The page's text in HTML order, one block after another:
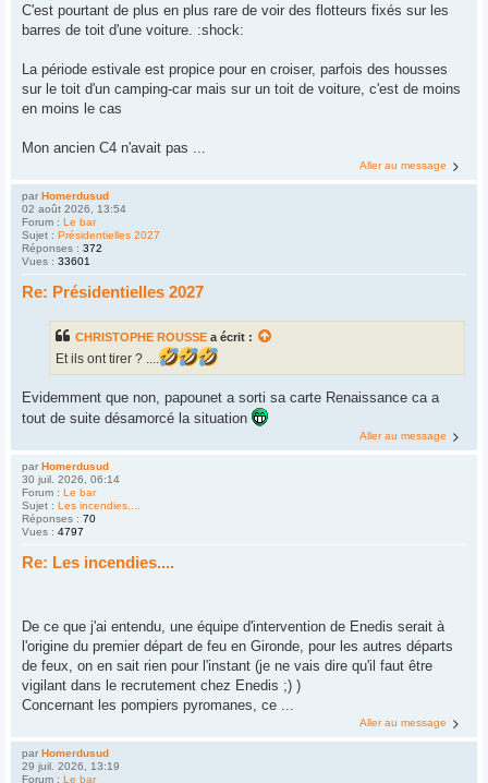
C'est pourtant de plus en plus rare de voir des flotteurs fixés sur les
barres de toit d'une voiture. :shock:
La période estivale est propice pour en croiser, parfois des housses
sur le toit d'un camping-car mais sur un toit de voiture, c'est de moins
en moins le cas
Mon ancien C4 n'avait pas ...
Aller au message
par Homerdusud
02 août 2026, 13:54
Forum : Le bar
Sujet : Présidentielles 2027
Réponses : 372
Vues : 33601
Re: Présidentielles 2027
CHRISTOPHE ROUSSE a écrit :
Et ils ont tirer ? ....
Evidemment que non, papounet a sorti sa carte Renaissance ca a
tout de suite désamorcé la situation
Aller au message
par Homerdusud
30 juil. 2026, 06:14
Forum : Le bar
Sujet : Les incendies....
Réponses : 70
Vues : 4797
Re: Les incendies....
De ce que j'ai entendu, une équipe d'intervention de Enedis serait à
l'origine du premier départ de feu en Gironde, pour les autres départs
de feux, on en sait rien pour l'instant (je ne vais dire qu'il faut être
vigilant dans le recrutement chez Enedis ;) )
Concernant les pompiers pyromanes, ce ...
Aller au message
par Homerdusud
29 juil. 2026, 13:19
Forum : Le bar